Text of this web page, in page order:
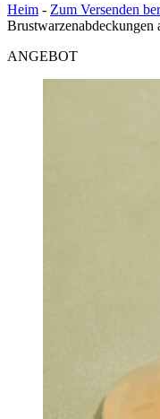
Heim - Zum Versenden
Brustwarzenabdeckungen
ANGEBOT